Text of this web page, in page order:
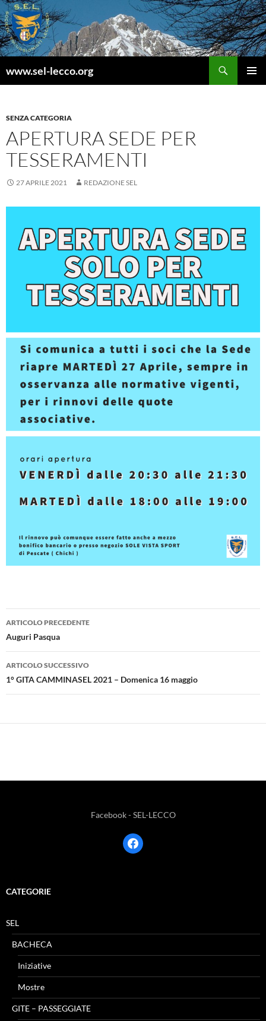
Vai
al
contenuto
www.sel-lecco.org
SENZA CATEGORIA
APERTURA SEDE PER
TESSERAMENTI
27 APRILE 2021 REDAZIONE SEL
Navigazione
articolo
ARTICOLO PRECEDENTE
Auguri Pasqua
ARTICOLO SUCCESSIVO
1° GITA CAMMINASEL 2021 – Domenica 16 maggio
Facebook - SEL-LECCO
facebook
CATEGORIE
SEL
BACHECA
Iniziative
Mostre
GITE – PASSEGGIATE